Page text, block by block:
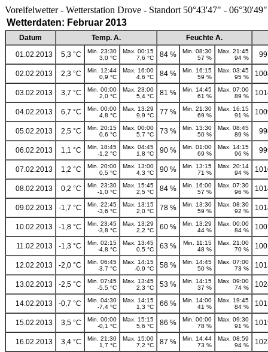
Voreifelwetter - Wetterstation Drove - Standort 50°43'47" - 06°30'49"
Wetterdaten: Februar 2013
Datum Temp. A.
Feuchte A.
01.02.2013
5,3 °C
Min. 23:30
3,0 °C
Max. 00:15
7,6 °C
84 %
Min. 08:30
57 %
Max. 21:45
94 %
02.02.2013 2,3 °C
Min. 12:44
0,9 °C
Max. 16:00
4,6 °C
84 %
Min. 16:15
59 %
Max. 03:45
95 %
03.02.2013 3,7 °C
Min. 00:00
2,0 °C
Max. 23:00
5,4 °C
81 %
Min. 14:45
61 %
Max. 07:00
89 %
04.02.2013 6,7 °C
Min. 00:00
4,8 °C
Max. 13:29
9,9 °C
77 %
Min. 21:30
69 %
Max. 16:15
91 %
05.02.2013 2,5 °C
Min. 20:15
0,6 °C
Max. 00:00
5,7 °C
73 %
Min. 13:30
50 %
Max. 08:45
89 %
06.02.2013 1,1 °C
Min. 18:45
-1,2 °C
Max. 04:45
1,8 °C
90 %
Min. 01:00
69 %
Max. 14:15
96 %
07.02.2013 1,2 °C
Min. 20:00
0,5 °C
Max. 13:00
4,3 °C
90 %
Min. 13:15
71 %
Max. 20:14
94 %
08.02.2013 0,2 °C
Min. 23:30
-1,0 °C
Max. 15:45
2,5 °C
84 %
Min. 16:00
57 %
Max. 07:30
96 %
09.02.2013 -1,7 °C
Min. 22:45
-3,6 °C
Max. 13:15
2,0 °C
78 %
Min. 13:30
59 %
Max. 08:30
92 %
10.02.2013 -1,8 °C
Min. 23:45
-3,8 °C
Max. 13:29
2,2 °C
60 %
Min. 13:29
44 %
Max. 00:00
84 %
11.02.2013 -1,3 °C
Min. 02:15
-4,8 °C
Max. 13:45
0,5 °C
63 %
Min. 11:15
48 %
Max. 21:00
70 %
12.02.2013 -2,0 °C
Min. 06:45
-3,7 °C
Max. 14:15
-0,9 °C
58 %
Min. 14:45
50 %
Max. 07:00
73 %
13.02.2013 -2,5 °C
Min. 07:45
-5,5 °C
Max. 13:45
2,3 °C
53 %
Min. 14:15
37 %
Max. 09:00
74 %
14.02.2013 -0,7 °C
Min. 04:30
-7,4 °C
Max. 14:15
1,3 °C
66 %
Min. 14:00
41 %
Max. 19:45
84 %
15.02.2013 3,5 °C
Min. 00:00
-0,1 °C
Max. 15:15
5,6 °C
86 %
Min. 00:00
78 %
Max. 09:30
91 %
16.02.2013 3,4 °C
Min. 21:30
1,7 °C
Max. 15:00
7,2 °C
87 %
Min. 14:44
73 %
Max. 08:59
94 %